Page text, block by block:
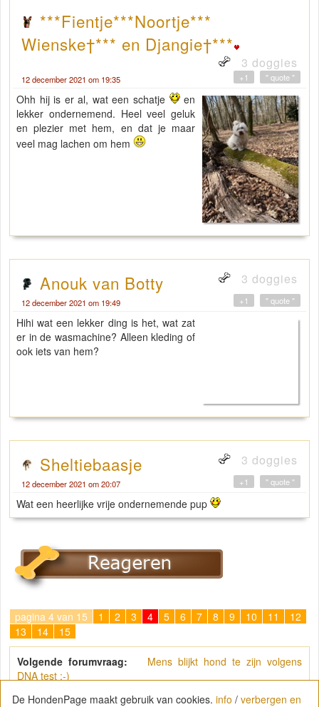
***Fientje***Noortje***
Wienske†*** en Djangie†***
3 doggies
12 december 2021 om 19:35 " quote "
+1
Ohh hij is er al, wat een schatje
en
lekker ondernemend. Heel veel geluk
en plezier met hem, en dat je maar
veel mag lachen om hem
Anouk van Botty 3 doggies
12 december 2021 om 19:49 " quote "
+1
Hihi wat een lekker ding is het, wat zat
er in de wasmachine? Alleen kleding of
ook iets van hem?
Sheltiebaasje 3 doggies
12 december 2021 om 20:07 " quote "
+1
Wat een heerlijke vrije ondernemende pup
pagina 4 van 15 1 2 3 4 5 6 7 8 9 10 11
12
13
14 15
Volgende forumvraag:
Mens blijkt hond te zijn volgens
DNA test ;-)
De HondenPage maakt gebruik van cookies. info / verbergen en